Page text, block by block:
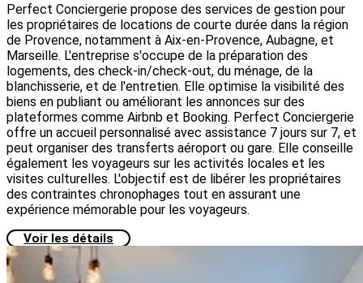
Perfect Conciergerie propose des services de gestion pour
les propriétaires de locations de courte durée dans la région
de Provence, notamment à Aix-en-Provence, Aubagne, et
Marseille. L'entreprise s'occupe de la préparation des
logements, des check-in/check-out, du ménage, de la
blanchisserie, et de l'entretien. Elle optimise la visibilité des
biens en publiant ou améliorant les annonces sur des
plateformes comme Airbnb et Booking. Perfect Conciergerie
offre un accueil personnalisé avec assistance 7 jours sur 7, et
peut organiser des transferts aéroport ou gare. Elle conseille
également les voyageurs sur les activités locales et les
visites culturelles. L'objectif est de libérer les propriétaires
des contraintes chronophages tout en assurant une
expérience mémorable pour les voyageurs.
Voir les détails